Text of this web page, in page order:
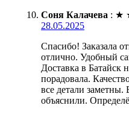
Соня Калачева : ★
28.05.2025
Спасибо! Заказала
отлично. Удобный
Доставка в Батайск
порадовала.
все детали
объяснили.